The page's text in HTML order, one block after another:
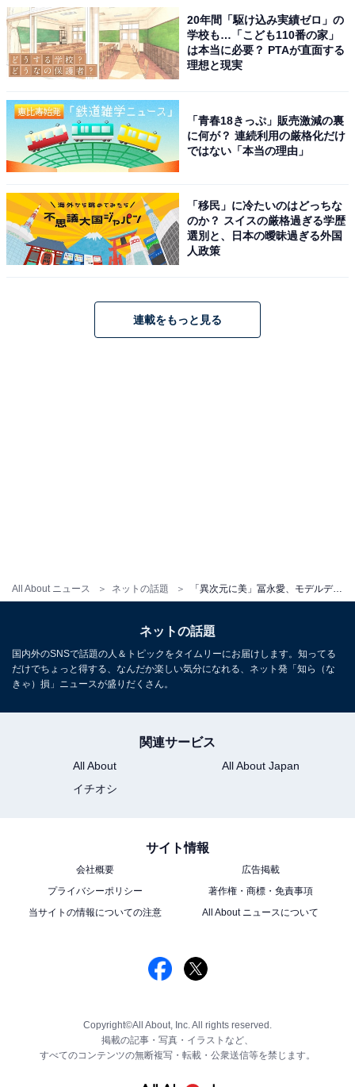
All About ニュース ネットの話題 「異次元に美」冨永愛、モデルデビューした息子とのツーショット！ 「最強親子ですね」「カッコいい‼️」
20年間「駆け込み実績ゼロ」の
学校も…「こども110番の家」
は本当に必要？ PTAが直面する
理想と現実
「青春18きっぷ」販売激減の裏
に何が？ 連続利用の厳格化だけ
ではない「本当の理由」
「移民」に冷たいのはどっちな
のか？ スイスの厳格過ぎる学歴
選別と、日本の曖昧過ぎる外国
人政策
連載をもっと見る
ネットの話題
国内外のSNSで話題の人＆トピックをタイムリーにお届けします。知ってる
だけでちょっと得する、なんだか楽しい気分になれる、ネット発「知ら（な
きゃ）損」ニュースが盛りだくさん。
関連サービス
All About
All About Japan
イチオシ
サイト情報
会社概要
広告掲載
プライバシーポリシー
著作権・商標・免責事項
当サイトの情報についての注意
All About ニュースについて
Copyright©All About, Inc. All rights reserved.
掲載の記事・写真・イラストなど、
すべてのコンテンツの無断複写・転載・公衆送信等を禁じます。